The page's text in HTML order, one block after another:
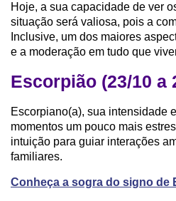
Hoje, a sua capacidade de ver
situação será valiosa, pois a
Inclusive, um dos maiores
e a moderação em tudo que
Escorpião (23/10 a
Escorpiano(a), sua intensidade
momentos um pouco mais
intuição para guiar interações
familiares.
Conheça a sogra do signo de